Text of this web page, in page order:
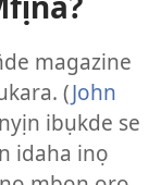
magazine
(John
ibụkde se
idaha inọ